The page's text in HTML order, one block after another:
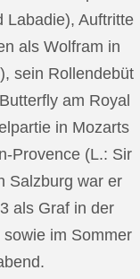
Labadie), Auftritte
als Wolfram in
sein Rollendebüt
am Royal
in Mozarts
Provence (L.: Sir
Salzburg war er
als Graf in der
im Sommer